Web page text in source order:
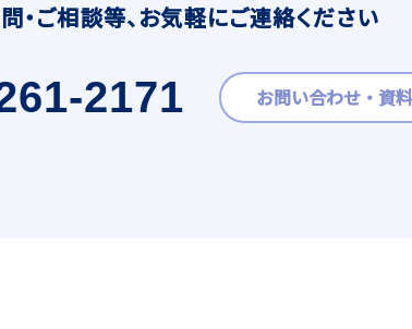
・ご相談等、お気軽にご連絡ください
2171 お問い合わせ・資